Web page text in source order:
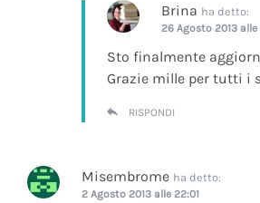
Brina ha detto:
26 Agosto 2013 alle
Sto finalmente
Grazie mille per tutti i
RISPONDI
Misembrome ha detto:
2 Agosto 2013 alle 22:01